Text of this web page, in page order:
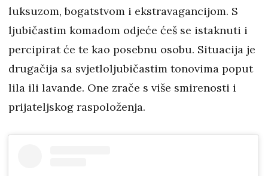
luksuzom, bogatstvom i ekstravagancijom. S
ljubičastim komadom odjeće ćeš se istaknuti i
percipirat će te kao posebnu osobu. Situacija je
drugačija sa svjetloljubičastim tonovima poput
lila ili lavande. One zrače s više smirenosti i
prijateljskog raspoloženja.